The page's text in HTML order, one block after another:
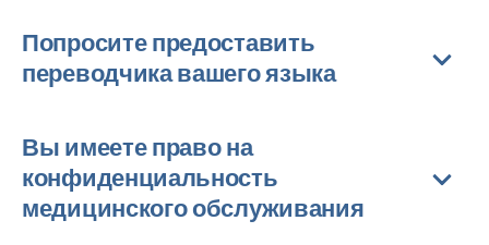
Попросите предоставить
переводчика вашего языка
Вы имеете право на
конфиденциальность
медицинского обслуживания